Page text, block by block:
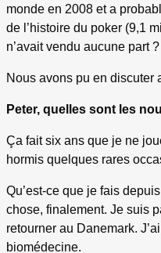
monde en 2008 et a
de l’histoire du poker (9,1
n’avait vendu aucune part ?
Nous avons pu en discuter
Peter, quelles sont les
Ça fait six ans que je ne
hormis quelques rares
Qu’est-ce que je fais
chose, finalement. Je suis
retourner au Danemark.
biomédecine.